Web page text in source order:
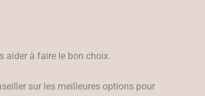
aider à faire le bon choix.
sur les meilleures options pour